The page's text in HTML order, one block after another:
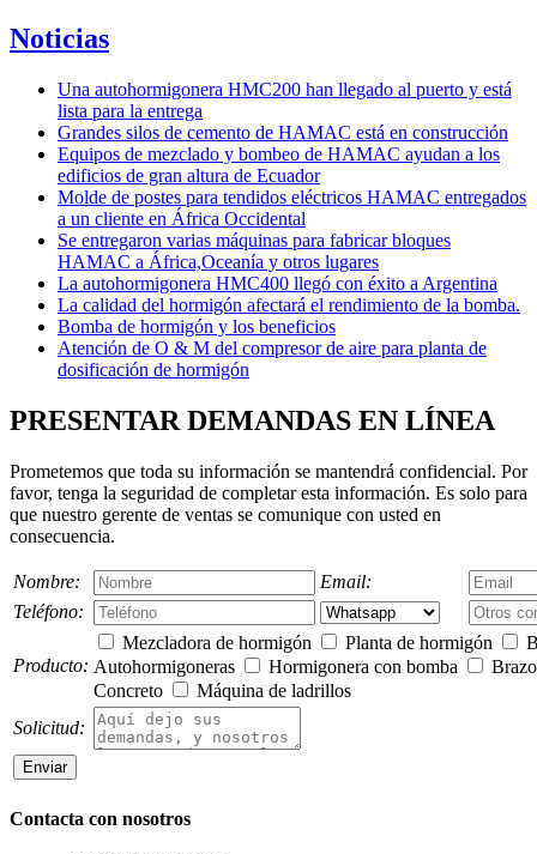
Noticias
Una autohormigonera HMC200 han llegado al puerto y está
lista para la entrega
Grandes silos de cemento de HAMAC está en construcción
Equipos de mezclado y bombeo de HAMAC ayudan a los
edificios de gran altura de Ecuador
Molde de postes para tendidos eléctricos HAMAC entregados
a un cliente en África Occidental
Se entregaron varias máquinas para fabricar bloques
HAMAC a África,Oceanía y otros lugares
La autohormigonera HMC400 llegó con éxito a Argentina
La calidad del hormigón afectará el rendimiento de la bomba.
Bomba de hormigón y los beneficios
Atención de O & M del compresor de aire para planta de
dosificación de hormigón
PRESENTAR DEMANDAS EN LÍNEA
Prometemos que toda su información se mantendrá confidencial. Por
favor, tenga la seguridad de completar esta información. Es solo para
que nuestro gerente de ventas se comunique con usted en
consecuencia.
Nombre:
Email:
Teléfono:
Producto:
Mezcladora de hormigón Planta de hormigón
Autohormigoneras
Hormigonera con bomba
Concreto
Máquina de ladrillos
Solicitud:
Contacta con nosotros